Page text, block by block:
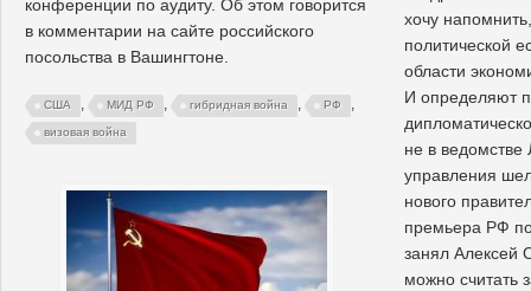
хочу
политической
области
И определяют
не в ведомстве
управления
нового
премьера РФ
занял Алексей
можно считать
конференции по аудиту. Об этом говорится
в комментарии на сайте российского
посольства в Вашингтоне.
США , МИД РФ , гибридная война , РФ ,
визовая война